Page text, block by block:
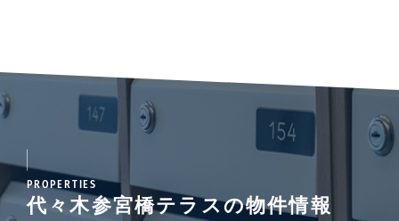
PROPERTIES
代々木参宮橋テラスの物件情報